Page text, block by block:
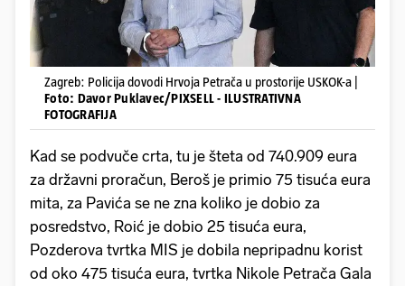
Zagreb: Policija dovodi Hrvoja Petrača u prostorije USKOK-a |
Foto: Davor Puklavec/PIXSELL - ILUSTRATIVNA
FOTOGRAFIJA
Kad se podvuče crta, tu je šteta od 740.909 eura
za državni proračun, Beroš je primio 75 tisuća eura
mita, za Pavića se ne zna koliko je dobio za
posredstvo, Roić je dobio 25 tisuća eura,
Pozderova tvrtka MIS je dobila nepripadnu korist
od oko 475 tisuća eura, tvrtka Nikole Petrača Gala